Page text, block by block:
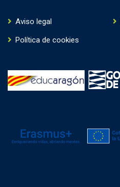
Aviso legal
Política de cookies